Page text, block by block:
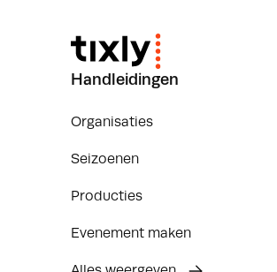
Handleidingen
Organisaties
Seizoenen
Producties
Evenement maken